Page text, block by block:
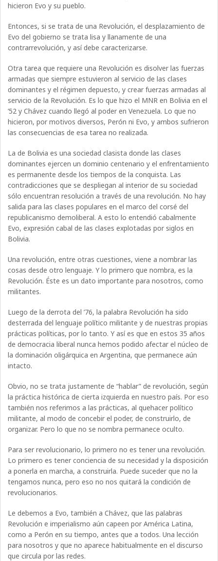
hicieron Evo y su pueblo.
Entonces, si se trata de una Revolución, el desplazamiento de
Evo del gobierno se trata lisa y llanamente de una
contrarrevolución, y así debe caracterizarse.
Otra tarea que requiere una Revolución es disolver las fuerzas
armadas que siempre estuvieron al servicio de las clases
dominantes y el régimen depuesto, y crear fuerzas armadas al
servicio de la Revolución. Es lo que hizo el MNR en Bolivia en el
’52 y Chávez cuando llegó al poder en Venezuela. Lo que no
hicieron, por motivos diversos, Perón ni Evo, y ambos sufrieron
las consecuencias de esa tarea no realizada.
La de Bolivia es una sociedad clasista donde las clases
dominantes ejercen un dominio centenario y el enfrentamiento
es permanente desde los tiempos de la conquista. Las
contradicciones que se despliegan al interior de su sociedad
sólo encuentran resolución a través de una revolución. No hay
salida para las clases populares en el marco del corsé del
republicanismo demoliberal. A esto lo entendió cabalmente
Evo, expresión cabal de las clases explotadas por siglos en
Bolivia.
Una revolución, entre otras cuestiones, viene a nombrar las
cosas desde otro lenguaje. Y lo primero que nombra, es la
Revolución. Éste es un dato importante para nosotros, como
militantes.
Luego de la derrota del ’76, la palabra Revolución ha sido
desterrada del lenguaje político militante y de nuestras propias
prácticas políticas, por lo tanto. Y así es que en estos 35 años
de democracia liberal nunca hemos podido afectar el núcleo de
la dominación oligárquica en Argentina, que permanece aún
intacto.
Obvio, no se trata justamente de “hablar” de revolución, según
la práctica histórica de cierta izquierda en nuestro país. Por eso
también nos referimos a las prácticas, al quehacer político
militante, al modo de concebir el poder, de construirlo, de
organizar. Pero lo que no se nombra permanece oculto.
Para ser revolucionario, lo primero no es tener una revolución.
Lo primero es tener conciencia de su necesidad y la disposición
a ponerla en marcha, a construirla. Puede suceder que no la
tengamos nunca, pero eso no nos quitará la condición de
revolucionarios.
Le debemos a Evo, también a Chávez, que las palabras
Revolución e imperialismo aún capeen por América Latina,
como a Perón en su tiempo, antes que a todos. Una lección
para nosotros y que no aparece habitualmente en el discurso
que circula por las redes.